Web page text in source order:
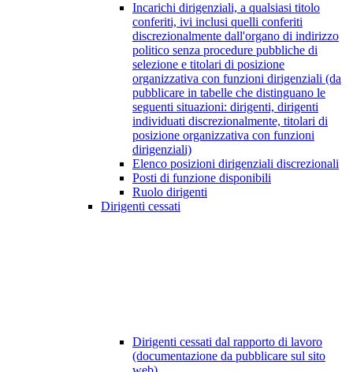
Incarichi dirigenziali, a qualsiasi titolo
conferiti, ivi inclusi quelli conferiti
discrezionalmente dall'organo di indirizzo
politico senza procedure pubbliche di
selezione e titolari di posizione
organizzativa con funzioni dirigenziali (da
pubblicare in tabelle che distinguano le
seguenti situazioni: dirigenti, dirigenti
individuati discrezionalmente, titolari di
posizione organizzativa con funzioni
dirigenziali)
Elenco posizioni dirigenziali discrezionali
Posti di funzione disponibili
Ruolo dirigenti
Dirigenti cessati
Dirigenti cessati dal rapporto di lavoro
(documentazione da pubblicare sul sito